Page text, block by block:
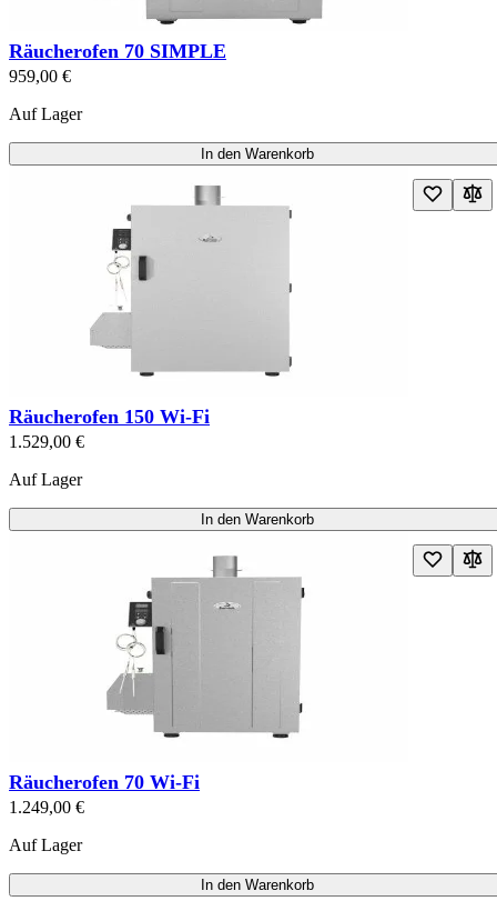
Räucherofen 70 SIMPLE
959,00 €
Auf Lager
In den Warenkorb
Räucherofen 150 Wi-Fi
1.529,00 €
Auf Lager
In den Warenkorb
Räucherofen 70 Wi-Fi
1.249,00 €
Auf Lager
In den Warenkorb